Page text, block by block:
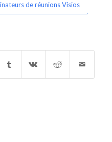
de réunions Visios